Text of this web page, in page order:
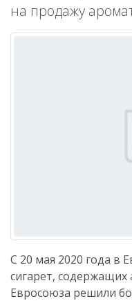
на продажу
С 20 мая 2020 года в
сигарет,
Евросоюза решили